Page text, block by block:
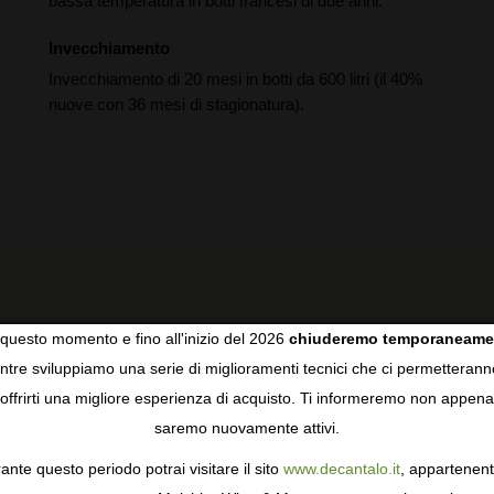
Invecchiamento
Invecchiamento di 20 mesi in botti da 600 litri (il 40%
nuove con 36 mesi di stagionatura).
RECENSIONI DEGLI UTENTI
5
COOKIES
come i cookie per personalizzare e mejorar la tua
sulla privacy
per saperne di più, o gestisci le tue
Consenso.
momento e fino all'inizio del 2026 chiuderemo
sviluppiamo una serie di miglioramenti tecnici che ci
offrirti una migliore esperienza di acquisto. Ti informeremo non appena
saremo nuovamente attivi.
questo periodo potrai visitare il sito www.decantalo.it,